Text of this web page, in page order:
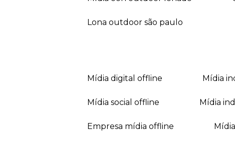
lona outdoor são paulo
mídia digital offline mídia
mídia social offline mídia
empresa mídia offline